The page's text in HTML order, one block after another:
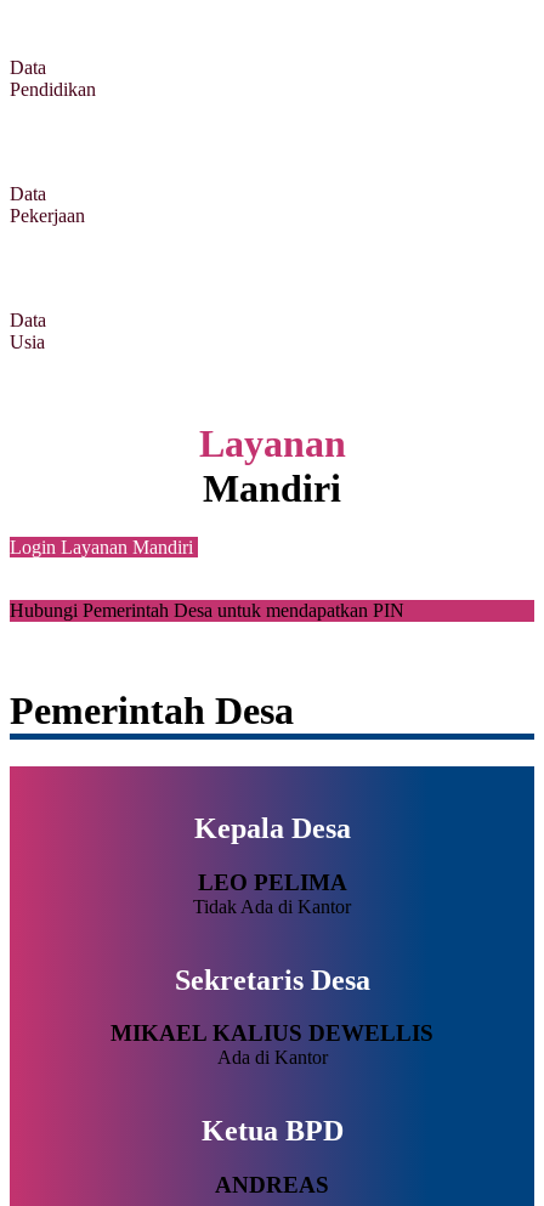
Data
Pendidikan
Data
Pekerjaan
Data
Usia
Layanan
Mandiri
Login Layanan Mandiri
Hubungi Pemerintah Desa untuk mendapatkan PIN
Pemerintah Desa
Kepala Desa
LEO PELIMA
Tidak Ada di Kantor
Sekretaris Desa
MIKAEL KALIUS DEWELLIS
Ada di Kantor
Ketua BPD
ANDREAS